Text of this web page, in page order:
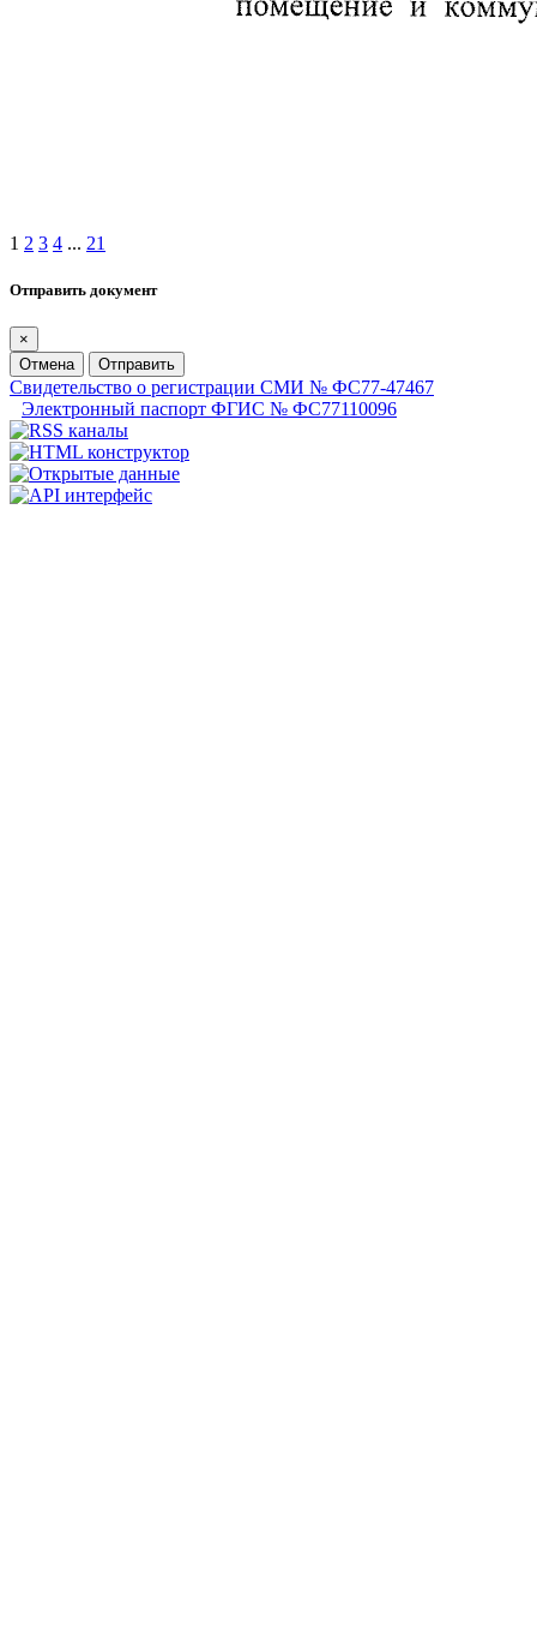
1 2 3 4 ... 21
Отправить документ
×
Отмена
Отправить
Свидетельство о регистрации СМИ № ФС77-47467
Электронный паспорт ФГИС № ФС77110096